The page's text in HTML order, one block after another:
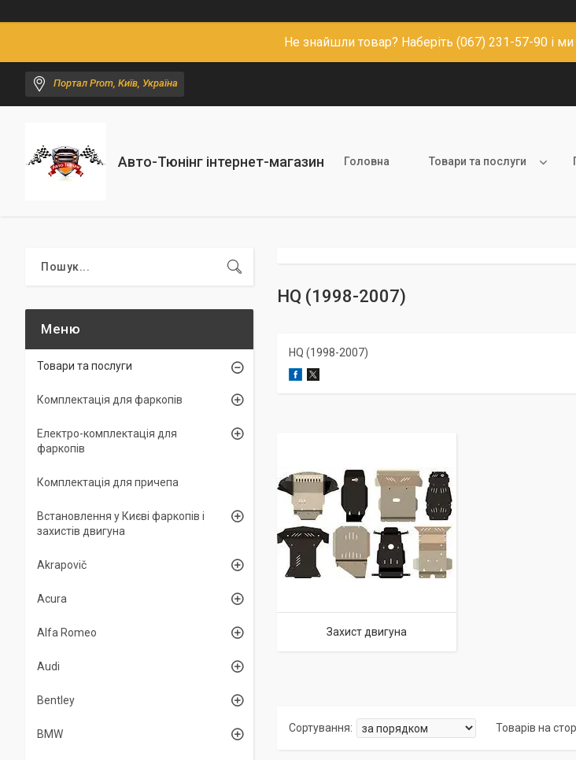
Не знайшли товар? Наберіть (067) 231-57-90 і
Портал Prom, Київ, Україна
Авто-Тюнінг інтернет-магазин Головна Товари та послуги
HQ (1998-2007)
HQ (1998-2007)
Захист двигуна
Товари та послуги
Комплектація для фаркопів
Електро-комплектація для
фаркопів
Комплектація для причепа
Встановлення у Києві фаркопів і
захистів двигуна
Akrapovič
Acura
Alfa Romeo
Audi
Bentley
BMW